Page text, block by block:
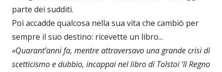
parte dei sudditi.
Poi accadde qualcosa nella sua vita che cambiò per
sempre il suo destino: ricevette un libro...
«Quarant’anni fa, mentre attraversavo una grande crisi di
scetticismo e dubbio, incappai nel libro di Tolstoi ‘Il Regno